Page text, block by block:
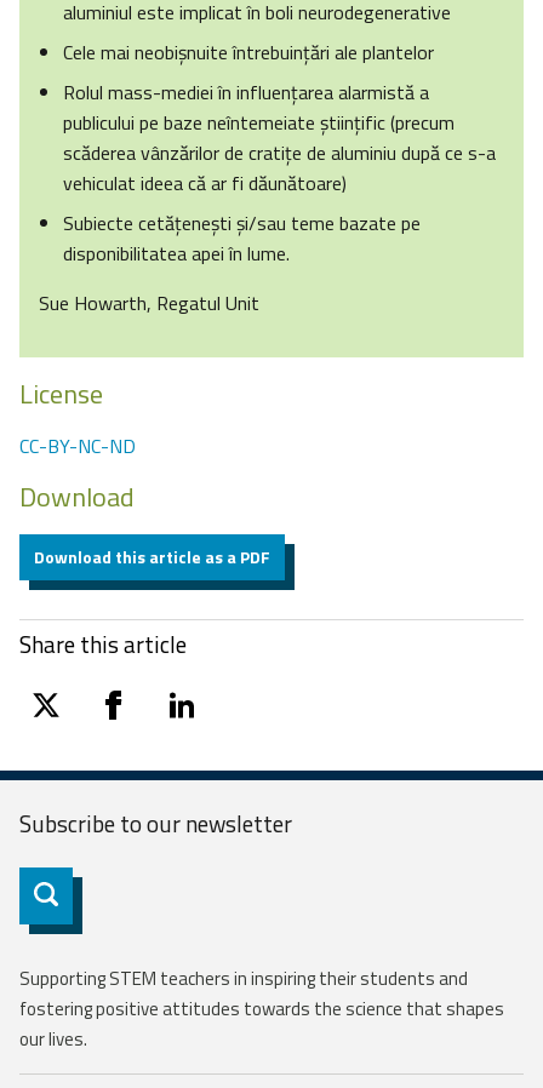
aluminiul este implicat în boli neurodegenerative
Cele mai neobişnuite întrebuinţări ale plantelor
Rolul mass-mediei în influenţarea alarmistă a
publicului pe baze neîntemeiate ştiinţific (precum
scăderea vânzărilor de cratiţe de aluminiu după ce s-a
vehiculat ideea că ar fi dăunătoare)
Subiecte cetăţeneşti şi/sau teme bazate pe
disponibilitatea apei în lume.
Sue Howarth, Regatul Unit
License
CC-BY-NC-ND
Download
Download this article as a PDF
Share this article
twitter facebooklinkedin
Subscribe to ournewsletter
Subscribe
Supporting STEM teachers in inspiring their students and
fostering positive attitudes towards the science that shapes
our lives.